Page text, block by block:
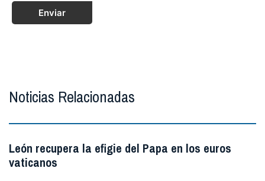
Enviar
Noticias Relacionadas
León recupera la efigie del Papa en los euros
vaticanos